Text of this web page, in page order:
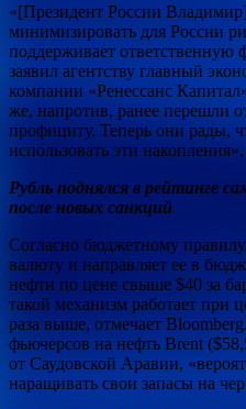
«[Президент России
минимизировать для России
поддерживает
заявил агентству главный
компании «Ренессанс
же, напротив, ранее перешли
профициту. Теперь они рады,
использовать эти
Рубль поднялся в рейтинге
после новых санкций
Согласно бюджетному
валюту и направляет ее в
нефти по цене свыше $40 за
такой механизм работает при
раза выше, отмечает
фьючерсов на нефть Brent
от Саудовской Аравии,
наращивать свои запасы на